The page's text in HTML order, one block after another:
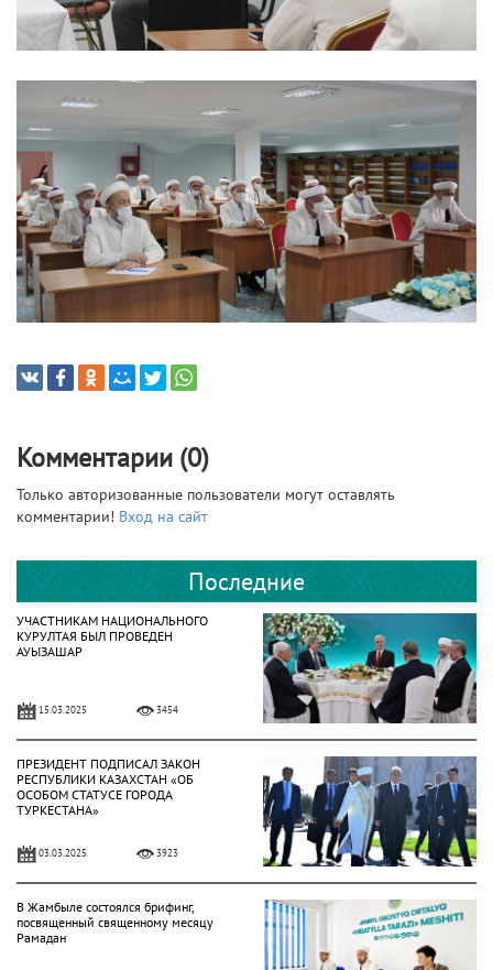
Комментарии (0)
Только авторизованные пользователи могут оставлять
комментарии! Вход на сайт
Последние
УЧАСТНИКАМ НАЦИОНАЛЬНОГО
КУРУЛТАЯ БЫЛ ПРОВЕДЕН
АУЫЗАШАР
15.03.2025 3454
ПРЕЗИДЕНТ ПОДПИСАЛ ЗАКОН
РЕСПУБЛИКИ КАЗАХСТАН «ОБ
ОСОБОМ СТАТУСЕ ГОРОДА
ТУРКЕСТАНА»
03.03.2025 3923
В Жамбыле состоялся брифинг,
посвященный священному месяцу
Рамадан